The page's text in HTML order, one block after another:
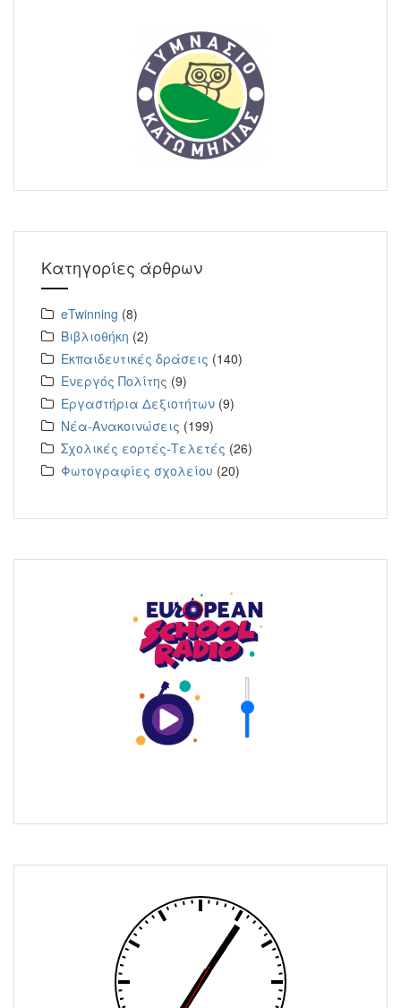
Κατηγορίες άρθρων
eTwinning (8)
Βιβλιοθήκη (2)
Εκπαιδευτικές δράσεις (140)
Ενεργός Πολίτης (9)
Εργαστήρια Δεξιοτήτων (9)
Νέα-Ανακοινώσεις (199)
Σχολικές εορτές-Τελετές (26)
Φωτογραφίες σχολείου (20)